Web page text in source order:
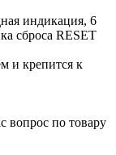
индикация, 6
сброса RESET
и крепится к
вопрос по товару